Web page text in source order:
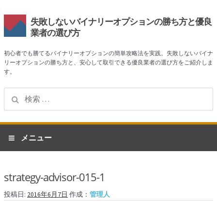
失敗しないバイナリーオプションの勝ち方と優良
業者の選び方
初心者でも勝てるバイナリーオプションの簡単攻略法を実践。失敗しないバイナ
リーオプションの勝ち方と、安心して取引できる優良業者の選び方をご紹介しま
す。
ナ
ビ
ゲ
シ
ン
コ
ン
テ
ツ
ス
メニュー
業者一覧
strategy-advisor-015-1
投稿日: 2016年6月7日 作成： 管理人